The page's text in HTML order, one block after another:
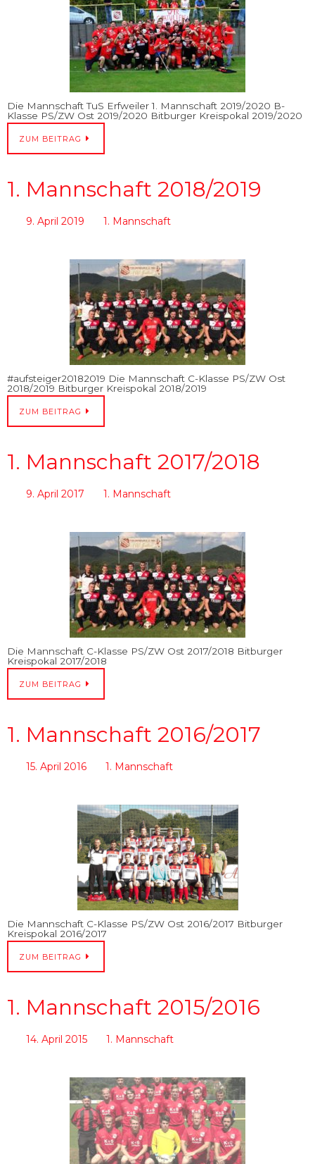
Die Mannschaft TuS Erfweiler 1. Mannschaft 2019/2020 B-
Klasse PS/ZW Ost 2019/2020 Bitburger Kreispokal 2019/2020
ZUM BEITRAG
1. Mannschaft 2018/2019
9. April 2019 1. Mannschaft
#aufsteiger20182019 Die Mannschaft C-Klasse PS/ZW Ost
2018/2019 Bitburger Kreispokal 2018/2019
ZUM BEITRAG
1. Mannschaft 2017/2018
9. April 2017 1. Mannschaft
Die Mannschaft C-Klasse PS/ZW Ost 2017/2018 Bitburger
Kreispokal 2017/2018
ZUM BEITRAG
1. Mannschaft 2016/2017
15. April 2016 1. Mannschaft
Die Mannschaft C-Klasse PS/ZW Ost 2016/2017 Bitburger
Kreispokal 2016/2017
ZUM BEITRAG
1. Mannschaft 2015/2016
14. April 2015 1. Mannschaft